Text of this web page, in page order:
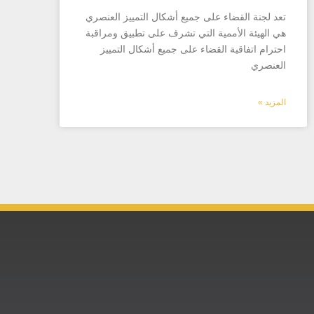
تعد لجنة القضاء على جميع أشكال التمييز العنصري
هي الهيئة الأممية التي تشرف على تطبيق ومراقبة
احترام اتفاقية القضاء على جميع أشكال التمييز
العنصري
المزيد »